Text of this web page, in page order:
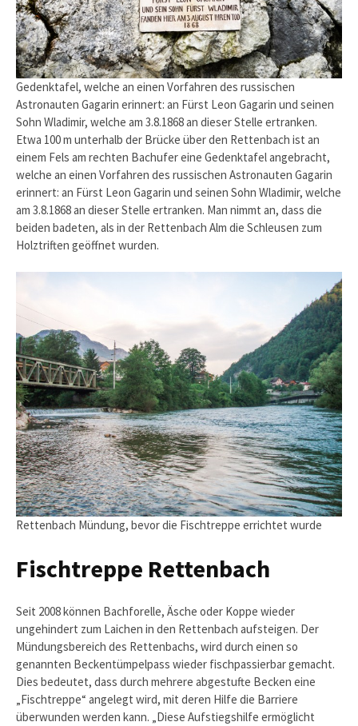
Gedenktafel, welche an einen Vorfahren des russischen
Astronauten Gagarin erinnert: an Fürst Leon Gagarin und seinen
Sohn Wladimir, welche am 3.8.1868 an dieser Stelle ertranken.
Etwa 100 m unterhalb der Brücke über den Rettenbach ist an
einem Fels am rechten Bachufer eine Gedenktafel angebracht,
welche an einen Vorfahren des russischen Astronauten Gagarin
erinnert: an Fürst Leon Gagarin und seinen Sohn Wladimir, welche
am 3.8.1868 an dieser Stelle ertranken. Man nimmt an, dass die
beiden badeten, als in der Rettenbach Alm die Schleusen zum
Holztriften geöffnet wurden.
Rettenbach Mündung, bevor die Fischtreppe errichtet wurde
Fischtreppe Rettenbach
Seit 2008 können Bachforelle, Äsche oder Koppe wieder
ungehindert zum Laichen in den Rettenbach aufsteigen. Der
Mündungsbereich des Rettenbachs, wird durch einen so
genannten Beckentümpelpass wieder fischpassierbar gemacht.
Dies bedeutet, dass durch mehrere abgestufte Becken eine
„Fischtreppe“ angelegt wird, mit deren Hilfe die Barriere
überwunden werden kann. „Diese Aufstiegshilfe ermöglicht